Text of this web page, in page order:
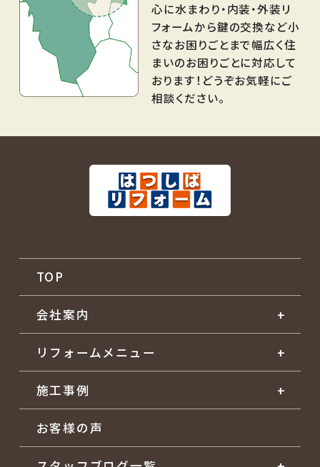
心に水まわり・内装・外装リ
フォームから鍵の交換など小
さなお困りごとまで幅広く住
まいのお困りごとに対応して
おります！どうぞお気軽にご
相談ください。
TOP
会社案内
リフォームメニュー
施工事例
お客様の声